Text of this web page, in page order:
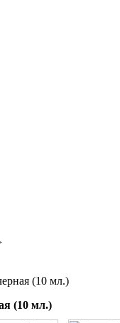
(10 мл.)
(10 мл.)